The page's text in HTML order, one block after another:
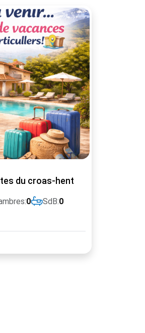
du croas-hent
0 SdB:0